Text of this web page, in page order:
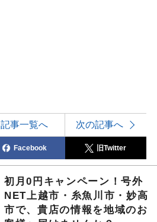
記事一覧へ 次の記事へ
Facebook 旧Twitter
初月0円キャンペーン！号外
NET上越市・糸魚川市・妙高
市で、貴店の情報を地域のお